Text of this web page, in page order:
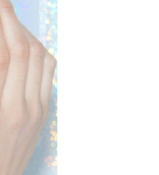
種子エキ
スポリ